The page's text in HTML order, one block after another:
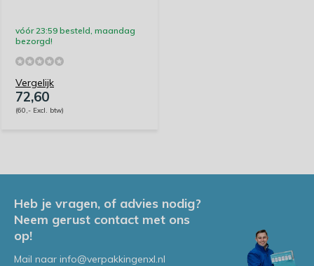
vóór 23:59 besteld, maandag
bezorgd!
Vergelijk
72,60
(60,- Excl. btw)
Heb je vragen, of advies nodig?
Neem gerust contact met ons
op!
Mail naar info@verpakkingenxl.nl